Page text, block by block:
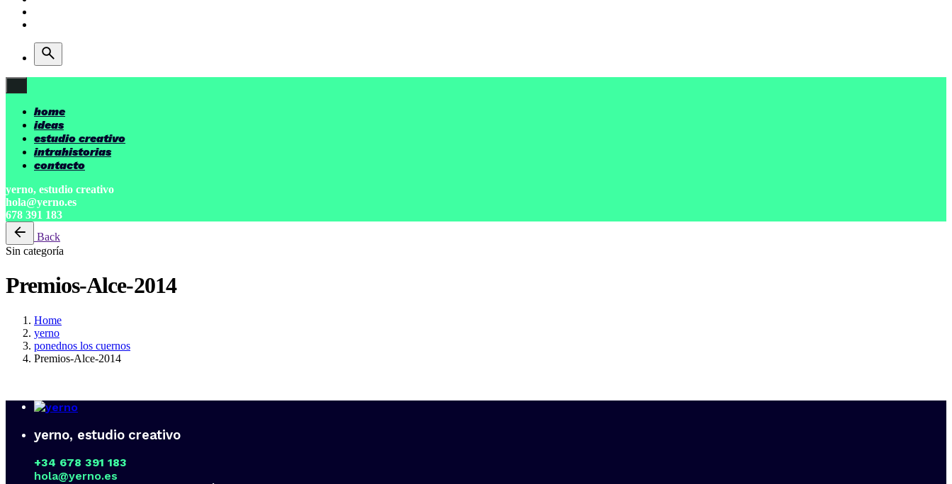
home
ideas
estudio creativo
intrahistorias
contacto
yerno, estudio creativo
hola@yerno.es
678 391 183
Back
Sin categoría
Premios-Alce-2014
Home
yerno
ponednos los cuernos
Premios-Alce-2014
yerno, estudio creativo
+34 678 391 183
hola@yerno.es